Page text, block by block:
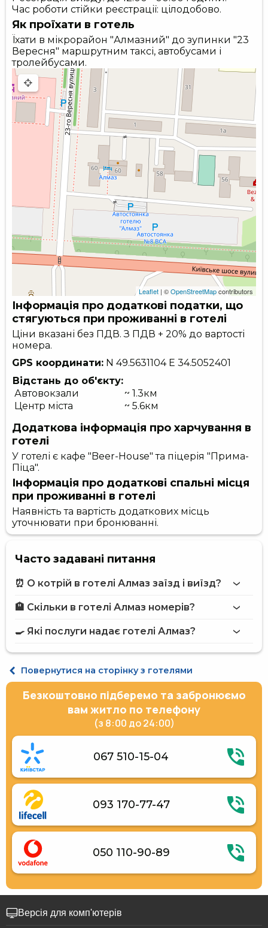
Час роботи стійки реєстрації: цілодобово.
Як проїхати в готель
Їхати в мікрорайон "Алмазний" до зупинки "23
Вересня" маршрутним таксі, автобусами і
тролейбусами.
Leaflet | ©OpenStreetMapcontributors
Інформація про додаткові податки, що
стягуються при проживанні в готелі
Ціни вказані без ПДВ. З ПДВ + 20% до вартості
номера.
GPS координати: N 49.5631104 E 34.5052401
Відстань до об'єкту:
Автовокзали
~ 1.3км
Центр міста
~ 5.6км
Додаткова інформація про харчування в
готелі
У готелі є кафе "Beer-House" та піцерія "Прима-
Піца".
Інформація про додаткові спальні місця
при проживанні в готелі
Наявність та вартість додаткових місць
уточнювати при бронюванні.
Часто задавані питання
⏰ О котрій в готелі Алмаз заїзд і виїзд?
🏨 Скільки в готелі Алмаз номерів?
🍳 Які послуги надає готелі Алмаз?
Автостоянка
Ресторан
Термінал для оплати карткою
Дитячий ігровий майданчик
Щоденне прибирання номера
Сувенірна крамниця
Ліфт
Укриття в готелі
Повернутися на сторінку з готелями
Безкоштовно підберемо та забронюємо
вам житло по телефону
(з 8:00 до 24:00)
067 510-15-04
093 170-77-47
050 110-90-89
Версія для комп'ютерів